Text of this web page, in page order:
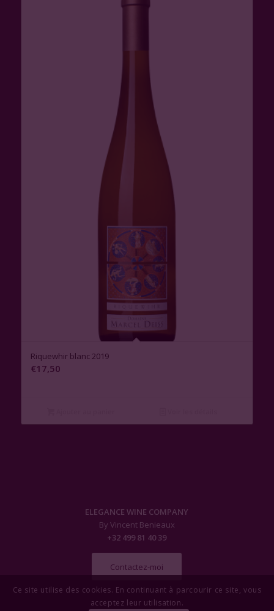
Riquewhir blanc 2019
€17,50
ELEGANCE WINE COMPANY
By Vincent Benieaux
+32 499 81 40 39
Contactez-moi
Ce site utilise des cookies. En continuant à parcourir ce site, vous
acceptez leur utilisation.